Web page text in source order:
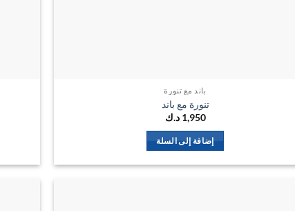
باند مع تنورة
تنورة مع باند
1,950 د.ك
إضافة إلى السلة